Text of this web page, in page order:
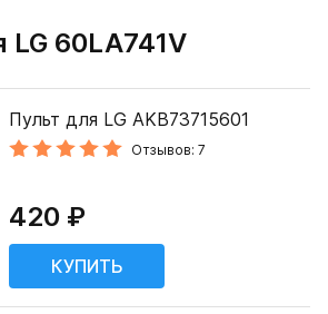
60LA741V
Пульт для LG AKB73715601
Отзывов: 7
420 ₽